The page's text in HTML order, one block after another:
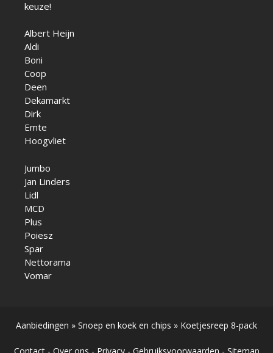
keuze!
Albert Heijn
Aldi
Boni
Coop
Deen
Dekamarkt
Dirk
Emte
Hoogvliet
Jumbo
Jan Linders
Lidl
MCD
Plus
Poiesz
Spar
Nettorama
Vomar
Aanbiedingen » Snoep en koek en chips » Koetjesreep 8-pack